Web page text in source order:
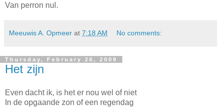
Van perron nul.
Meeuwis A. Opmeer at 7:18 AM No comments:
Thursday, February 26, 2009
Het zijn
Even dacht ik, is het er nou wel of niet
In de opgaande zon of een regendag